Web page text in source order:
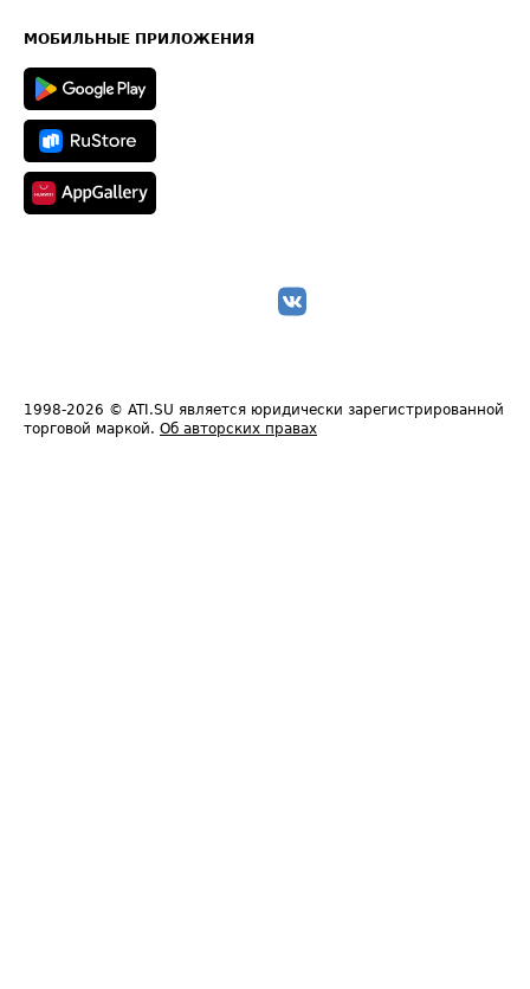
Техническая информация
МОБИЛЬНЫЕ ПРИЛОЖЕНИЯ
1998-2026 © ATI.SU является юридически зарегистрированной
торговой маркой. Об авторских правах